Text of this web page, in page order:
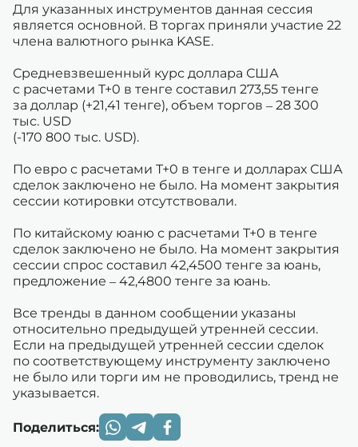
Для указанных инструментов данная сессия
является основной. В торгах приняли участие 22
члена валютного рынка KASE.
Средневзвешенный курс доллара США
с расчетами T+0 в тенге составил 273,55 тенге
за доллар (+21,41 тенге), объем торгов – 28 300
тыс. USD
(-170 800 тыс. USD).
По евро с расчетами T+0 в тенге и долларах США
сделок заключено не было. На момент закрытия
сессии котировки отсутствовали.
По китайскому юаню с расчетами T+0 в тенге
сделок заключено не было. На момент закрытия
сессии спрос составил 42,4500 тенге за юань,
предложение – 42,4800 тенге за юань.
Все тренды в данном сообщении указаны
относительно предыдущей утренней сессии.
Если на предыдущей утренней сессии сделок
по соответствующему инструменту заключено
не было или торги им не проводились, тренд не
указывается.
Поделиться: